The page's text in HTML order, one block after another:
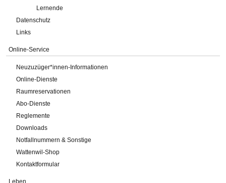
Lernende
Datenschutz
Links
Online-Service
Neuzuzüger*innen-Informationen
Online-Dienste
Raumreservationen
Abo-Dienste
Reglemente
Downloads
Notfallnummern & Sonstige
Wattenwil-Shop
Kontaktformular
Leben